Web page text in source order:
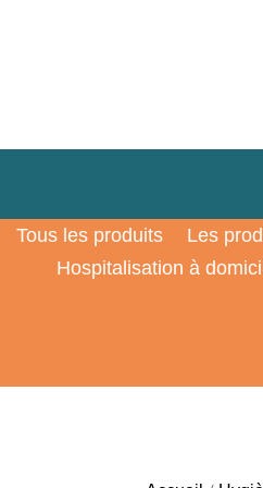
Tous les produits Les
Hospitalisation à